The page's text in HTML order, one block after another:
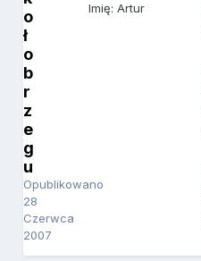
o
ł
o
b
r
z
e
g
u
Opublikowano
28
Czerwca
2007
Imię: Artur